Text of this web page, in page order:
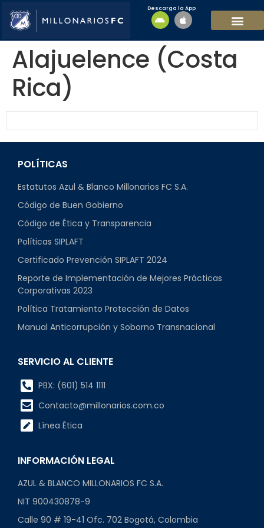
Descarga la App
Alajuelence (Costa
Rica)
POLÍTICAS
Estatutos Azul & Blanco Millonarios FC S.A.
Código de Buen Gobierno
Código de Ética y Transparencia
Políticas SIPLAFT
Certificado Prevención SIPLAFT 2024
Reporte de Implementación de Mejores Prácticas
Corporativas 2023
Política Tratamiento Protección de Datos
Manual Anticorrupción y Soborno Transnacional
SERVICIO AL CLIENTE
PBX: (601) 514 1111
Contacto@millonarios.com.co
Línea Ética
INFORMACIÓN LEGAL
AZUL & BLANCO MILLONARIOS FC S.A.
NIT 900430878-9
Calle 90 # 19-41 Ofc. 702 Bogotá, Colombia